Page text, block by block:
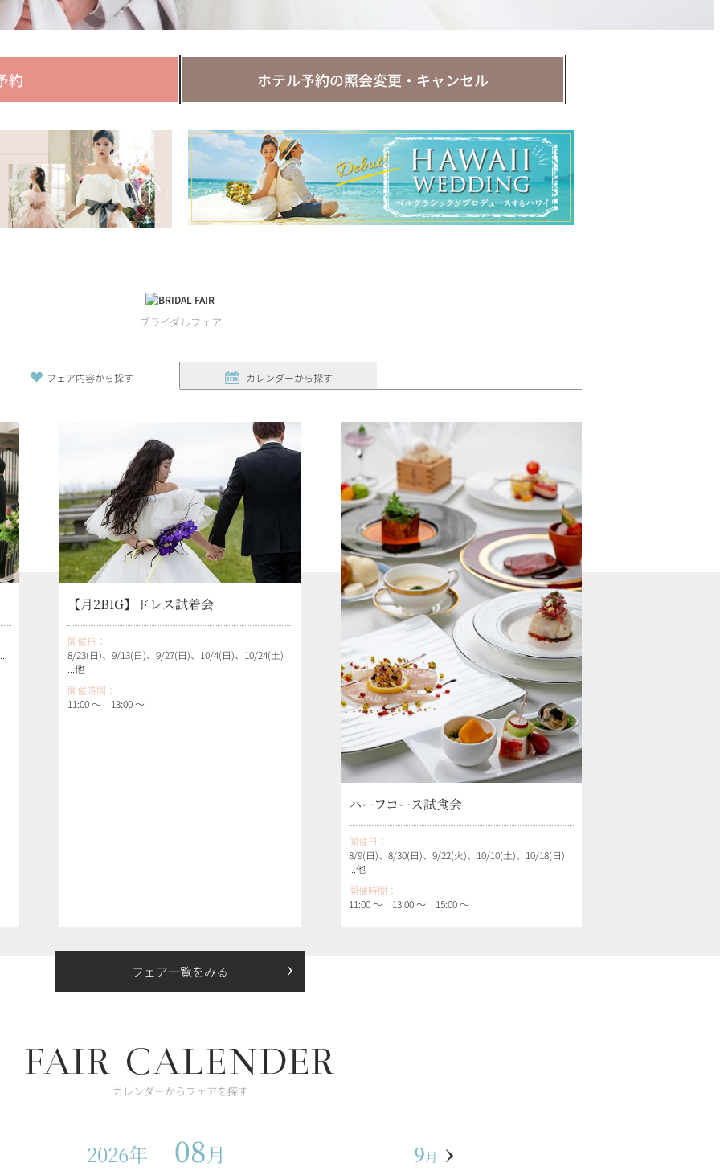
約 ホテル予約の照会変更・キャンセル
ブライダルフェア
フェア内容から探す カレンダーから探す
【月2BIG】ドレス試着会
開催日：
8/23(日)、9/13(日)、9/27(日)、10/4(日)、10/24(土)
...他
開催時間：
11:00 ～ 13:00 ～
ハーフコース試食会
開催日：
8/9(日)、8/30(日)、9/22(火)、10/10(土)、10/18(日)
...他
開催時間：
11:00 ～ 13:00 ～ 15:00 ～
フェア一覧をみる
カレンダーからフェアを探す
2026年 08月 9月